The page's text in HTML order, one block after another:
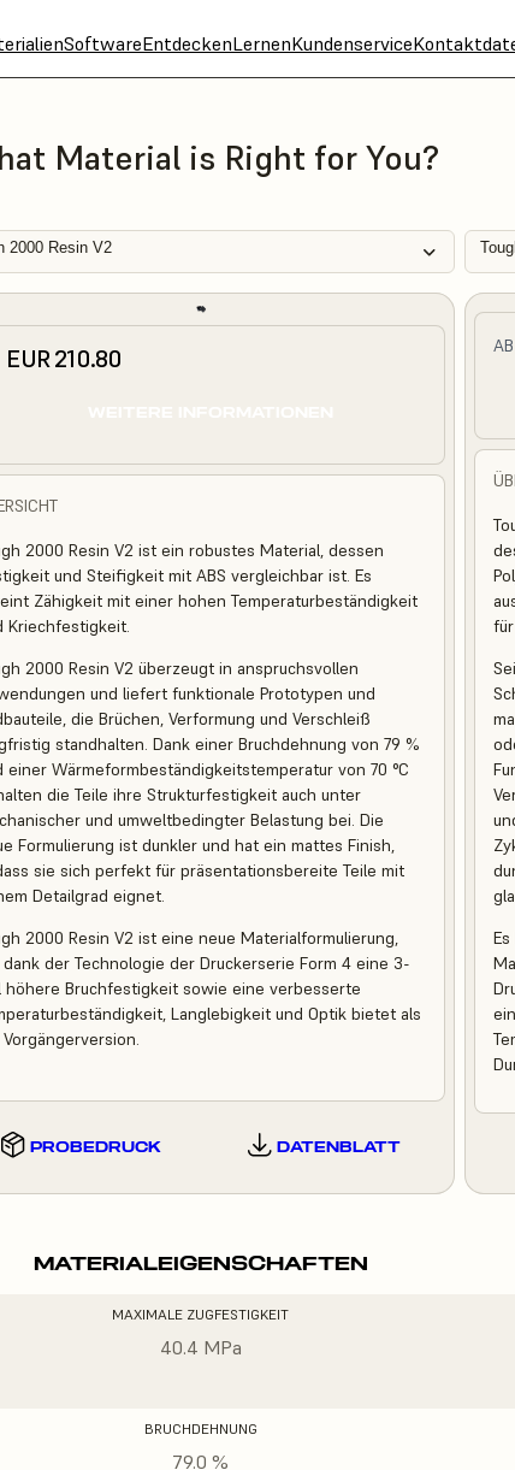
SoftwareEntdeckenLernenKundenservice
Material is Right for You?
2000 Resin V2
EUR 210.80
2000 Resin V2 ist ein robustes Material, dessen
und Steifigkeit mit ABS vergleichbar ist. Es
Zähigkeit mit einer hohen Temperaturbeständigkeit
Kriechfestigkeit.
2000 Resin V2 überzeugt in anspruchsvollen
und liefert funktionale Prototypen und
die Brüchen, Verformung und Verschleiß
standhalten. Dank einer Bruchdehnung von 79 %
einer Wärmeformbeständigkeitstemperatur von 70 °C
die Teile ihre Strukturfestigkeit auch unter
und umweltbedingter Belastung bei. Die
Formulierung ist dunkler und hat ein mattes Finish,
sie sich perfekt für präsentationsbereite Teile mit
Detailgrad eignet.
2000 Resin V2 ist eine neue Materialformulierung,
der Technologie der Druckerserie Form 4 eine 3-
höhere Bruchfestigkeit sowie eine verbesserte
Langlebigkeit und Optik bietet als
PROBEDRUCK DATENBLATT
AB
MATERIALEIGENSCHAFTEN
MAXIMALE ZUGFESTIGKEIT
40.4 MPa
BRUCHDEHNUNG
79.0 %